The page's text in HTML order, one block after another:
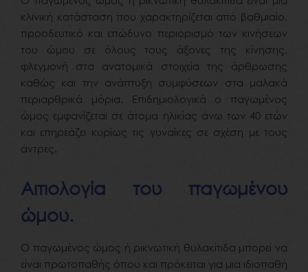
κλινική κατάσταση που χαρακτηρίζεται από βαθμιαίο,
προοδευτικό και επώδυνο περιορισμό των κινήσεων
του ώμου σε όλους τους άξονες της κίνησης,
φλεγμονή στα ανατομικά στοιχεία της άρθρωσης
καθώς και την ανάπτυξη συμφύσεων στα μαλακά
περιαρθρικά μόρια. Επιδημιολογικά ο παγωμένος
ώμος εμφανίζεται σε άτομα ηλικίας άνω των 40 ετών
και επηρεάζει κυρίως τις γυναίκες σε σχέση με τους
άντρες.
Αιτιολογία του παγωμένου
ώμου.
Ο παγωμένος ώμος ή ρικνωτική θυλακίτιδα μπορεί να
είναι πρωτοπαθής όπου και πρόκειται για μια ιδιοπαθή